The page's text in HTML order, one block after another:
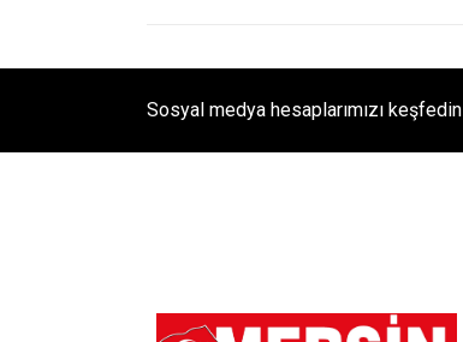
Sosyal medya hesaplarımızı keşfedin